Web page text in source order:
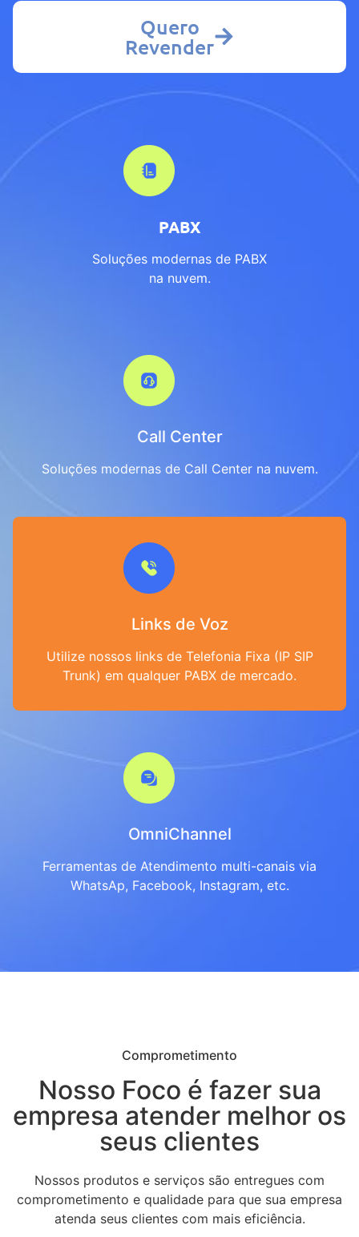
Links de Voz
Utilize nossos links de Telefonia Fixa (IP SIP
Trunk) em qualquer PABX de mercado.
OmniChannel
Ferramentas de Atendimento multi-canais via
WhatsAp, Facebook, Instagram, etc.
PABX
Soluções modernas de PABX
na nuvem.
Call Center
Soluções modernas de Call Center na nuvem.
Quero
Revender
Comprometimento
Nosso Foco é fazer sua
empresa atender melhor os
seus clientes
Nossos produtos e serviços são entregues com
comprometimento e qualidade para que sua empresa
atenda seus clientes com mais eficiência.